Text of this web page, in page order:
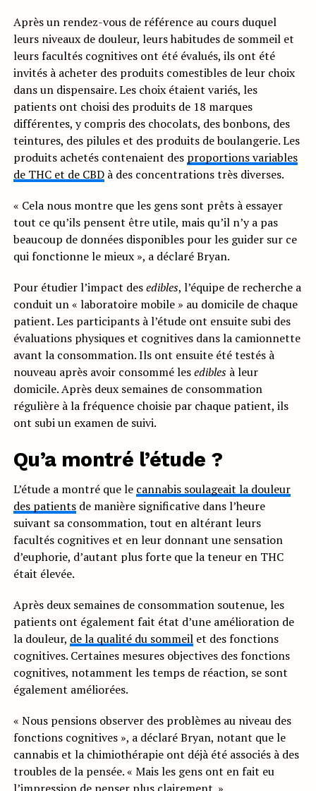
Après un rendez-vous de référence au cours duquel
leurs niveaux de douleur, leurs habitudes de sommeil et
leurs facultés cognitives ont été évalués, ils ont été
invités à acheter des produits comestibles de leur choix
dans un dispensaire. Les choix étaient variés, les
patients ont choisi des produits de 18 marques
différentes, y compris des chocolats, des bonbons, des
teintures, des pilules et des produits de boulangerie. Les
produits achetés contenaient des proportions variables
de THC et de CBDà des concentrations très diverses.
« Cela nous montre que les gens sont prêts à essayer
tout ce qu’ils pensent être utile, mais qu’il n’y a pas
beaucoup de données disponibles pour les guider sur ce
qui fonctionne le mieux », a déclaré Bryan.
Pour étudier l’impact desedibles, l’équipe de recherche a
conduit un « laboratoire mobile » au domicile de chaque
patient. Les participants à l’étude ont ensuite subi des
évaluations physiques et cognitives dans la camionnette
avant la consommation. Ils ont ensuite été testés à
nouveau après avoir consommé lesediblesà leur
domicile. Après deux semaines de consommation
régulière à la fréquence choisie par chaque patient, ils
ont subi un examen de suivi.
Qu’a montré l’étude ?
L’étude a montré que le cannabis soulageait la douleur
des patientsde manière significative dans l’heure
suivant sa consommation, tout en altérant leurs
facultés cognitives et en leur donnant une sensation
d’euphorie, d’autant plus forte que la teneur en THC
était élevée.
Après deux semaines de consommation soutenue, les
patients ont également fait état d’une amélioration de
la douleur, de la qualité du sommeilet des fonctions
cognitives. Certaines mesures objectives des fonctions
cognitives, notamment les temps de réaction, se sont
également améliorées.
« Nous pensions observer des problèmes au niveau des
fonctions cognitives », a déclaré Bryan, notant que le
cannabis et la chimiothérapie ont déjà été associés à des
troubles de la pensée. « Mais les gens ont en fait eu